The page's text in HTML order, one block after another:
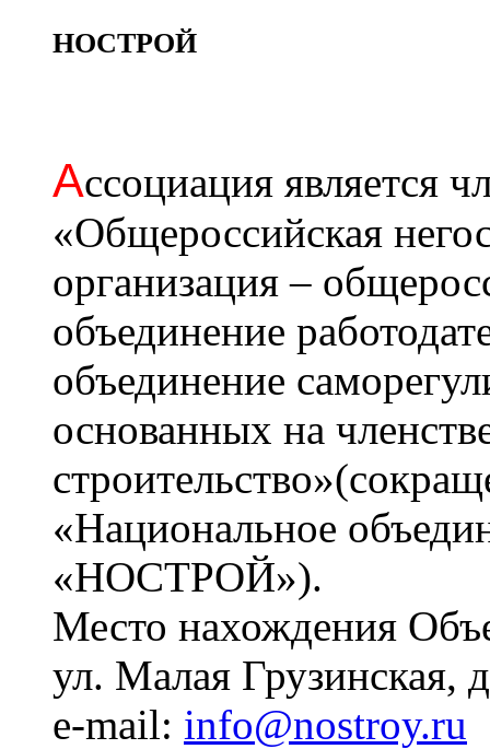
НОСТРОЙ
Ассоциация является
«Общероссийская
организация –
объединение
объединение
основанных на
«Национальное
«НОСТРОЙ»).
Место нахождения
ул. Малая Грузинская,
e-mail: info@nostroy.ru